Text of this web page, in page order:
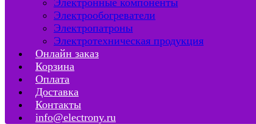
Электронные компоненты
Электрообогреватели
Электропатроны
Электротехническая продукция
Онлайн заказ
Корзина
Оплата
Доставка
Контакты
info@electrony.ru